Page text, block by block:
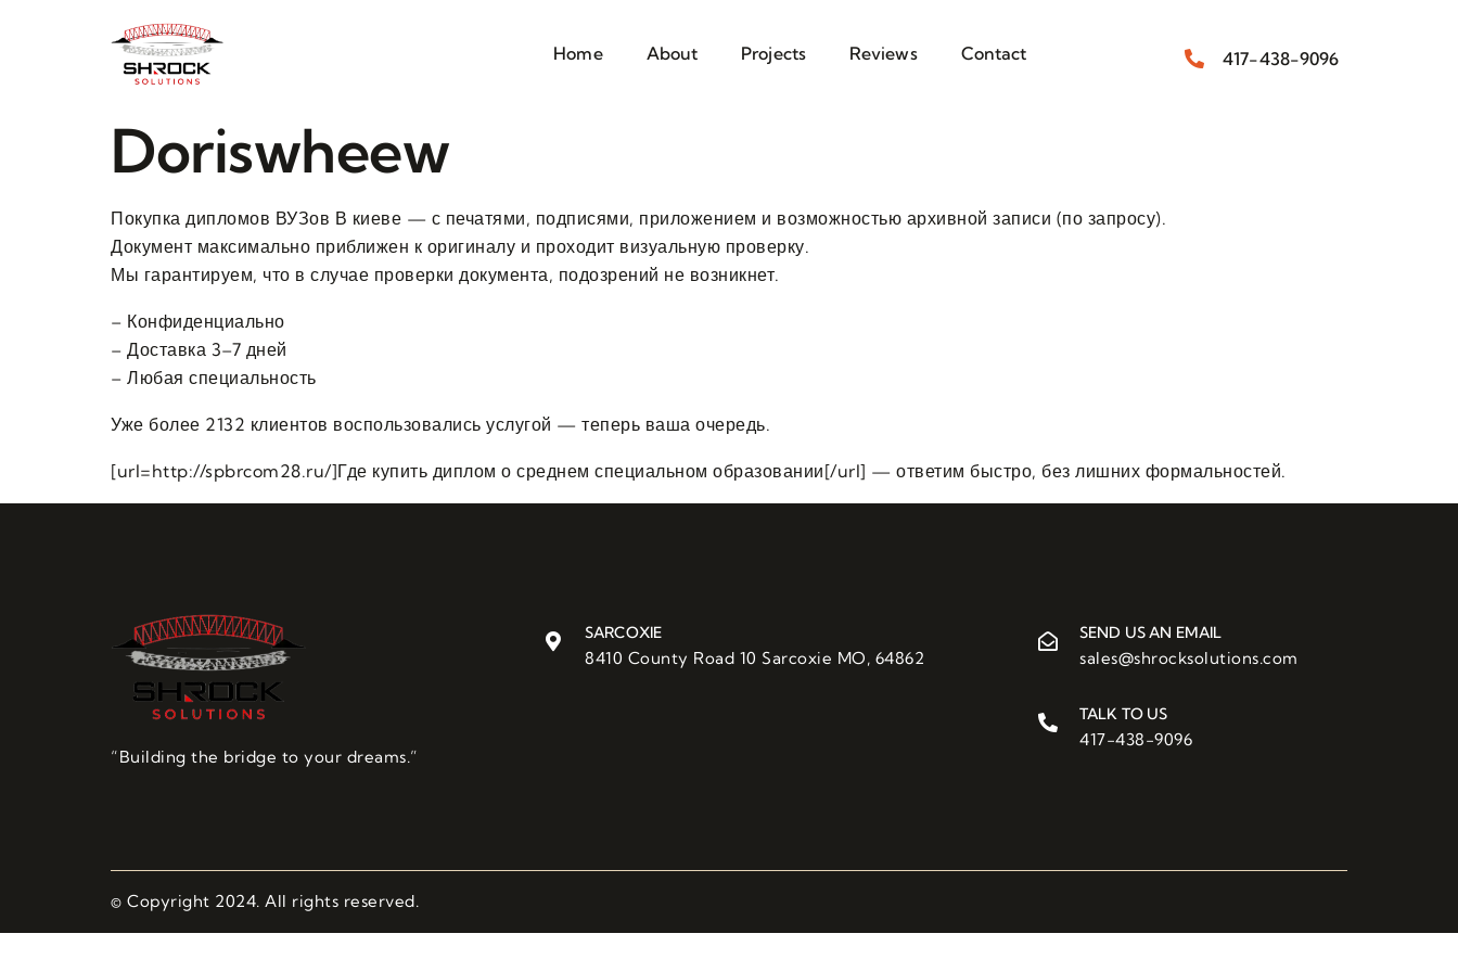
Home About Projects Reviews Contact 417-438-9096
Doriswheew
Покупка дипломов ВУЗов В киеве — с печатями, подписями, приложением и возможностью архивной записи (по запросу).
Документ максимально приближен к оригиналу и проходит визуальную проверку.
Мы гарантируем, что в случае проверки документа, подозрений не возникнет.
– Конфиденциально
– Доставка 3–7 дней
– Любая специальность
Уже более 2132 клиентов воспользовались услугой — теперь ваша очередь.
[url=http://spbrcom28.ru/]Где купить диплом о среднем специальном образовании[/url] — ответим быстро, без лишних формальностей.
“Building the bridge to your dreams.”
SARCOXIE
8410 County Road 10 Sarcoxie MO, 64862
SEND US AN EMAIL
sales@shrocksolutions.com
TALK TO US
417-438-9096
© Copyright 2024. All rights reserved.